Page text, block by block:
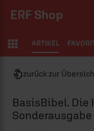
ERF Shop
ARTIKEL
zurück zur
BasisBibel. Die
Sonderausgabe